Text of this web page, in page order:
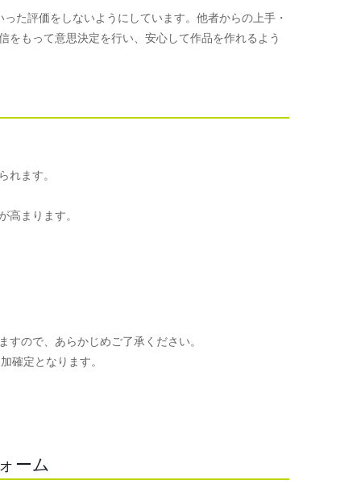
た評価をしないようにしています。他者からの上手・
もって意思決定を行い、安心して作品を作れるよう
ます。
まります。
ので、あらかじめご了承ください。
確定となります。
ーム